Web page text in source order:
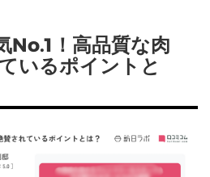
No.1！高品質な肉
いるポイントと